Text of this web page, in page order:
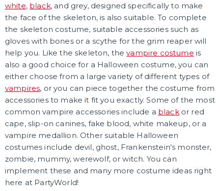
white, black, and grey, designed specifically to make
the face of the skeleton, is also suitable. To complete
the skeleton costume, suitable accessories such as
gloves with bones or a scythe for the grim reaper will
help you. Like the skeleton, thevampire costume is
also a good choice for a Halloween costume, you can
either choose from a large variety of different types of
vampires, or you can piece together the costume from
accessories to make it fit you exactly. Some of the most
common vampire accessories include a blackor red
cape, slip-on canines, fake blood, white makeup, or a
vampire medallion. Other suitable Halloween
costumes include devil, ghost, Frankenstein's monster,
zombie, mummy, werewolf, or witch. You can
implement these and many more costume ideas right
here at PartyWorld!